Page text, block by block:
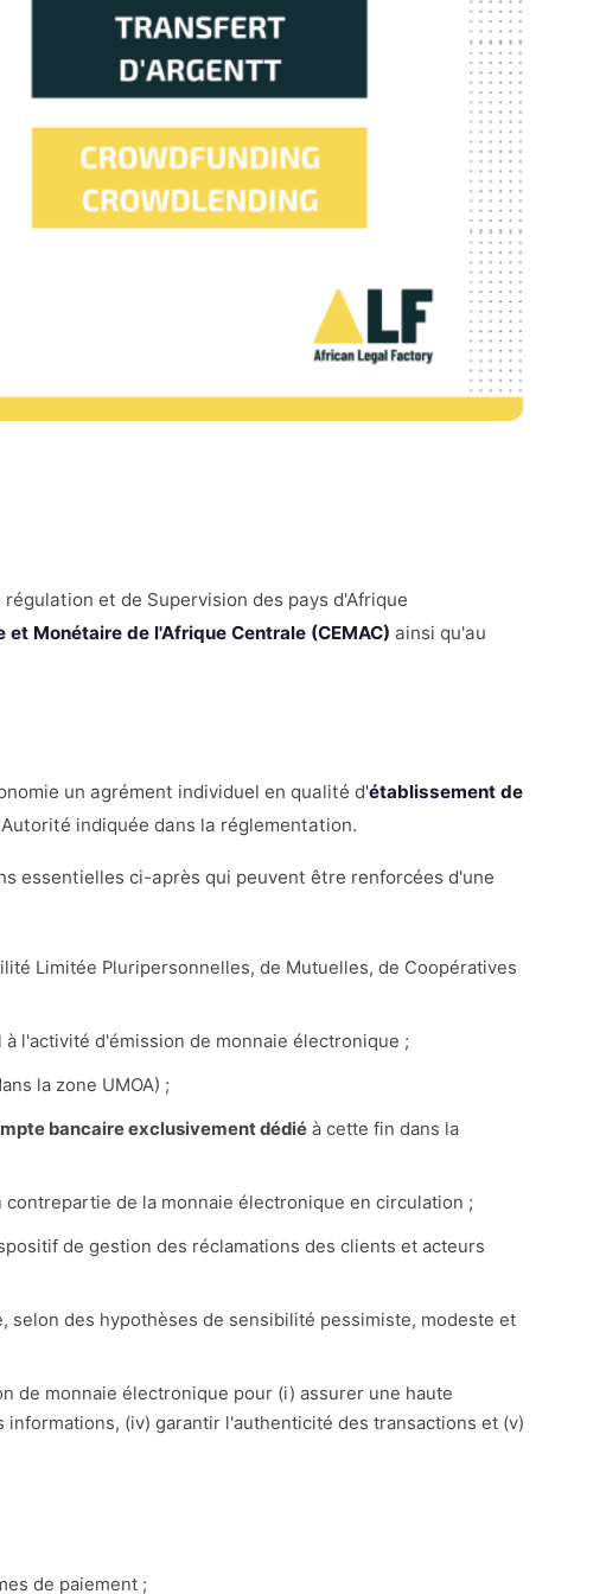
et de Supervision des pays d'Afrique
et Monétaire de l'Afrique Centrale (CEMAC) ainsi qu'au
un agrément individuel en qualité d'établissement de
indiquée dans la réglementation.
essentielles ci-après qui peuvent être renforcées d'une
Limitée Pluripersonnelles, de Mutuelles, de Coopératives
l'activité d'émission de monnaie électronique ;
la zone UMOA) ;
bancaire exclusivement dédié à cette fin dans la
contrepartie de la monnaie électronique en circulation ;
de gestion des réclamations des clients et acteurs
selon des hypothèses de sensibilité pessimiste, modeste et
de monnaie électronique pour (i) assurer une haute
(iv) garantir l'authenticité des transactions et (v)
de paiement ;